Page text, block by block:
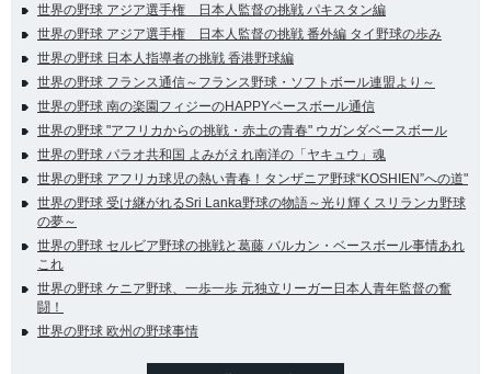
世界の野球 アジア選手権 日本人監督の挑戦 パキスタン編
世界の野球 アジア選手権 日本人監督の挑戦 番外編 タイ野球の歩み
世界の野球 日本人指導者の挑戦 香港野球編
世界の野球 フランス通信～フランス野球・ソフトボール連盟より～
世界の野球 南の楽園フィジーのHAPPYベースボール通信
世界の野球 "アフリカからの挑戦・赤土の青春" ウガンダベースボール
世界の野球 パラオ共和国 よみがえれ南洋の「ヤキュウ」魂
世界の野球 アフリカ球児の熱い青春！タンザニア野球“KOSHIEN”への道"
世界の野球 受け継がれるSri Lanka野球の物語～光り輝くスリランカ野球
の夢～
世界の野球 セルビア野球の挑戦と葛藤 バルカン・ベースボール事情あれ
これ
世界の野球 ケニア野球、一歩一歩 元独立リーガー日本人青年監督の奮
闘！
世界の野球 欧州の野球事情